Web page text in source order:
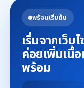
พร้อมเริ่มต้น
เริ่มจากเว็บ
ค่อยเพิ่มเนื้
พร้อม